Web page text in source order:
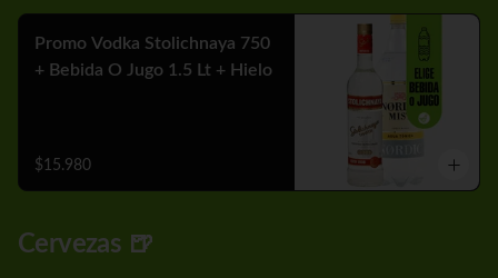
Promo Vodka Stolichnaya 750
+ Bebida O Jugo 1.5 Lt + Hielo
$15.980
Cervezas 🍺